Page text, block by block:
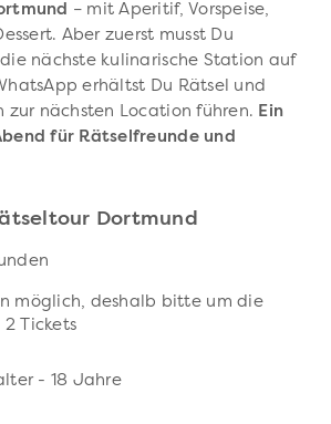
– mit Aperitif, Vorspeise,
Aber zuerst musst Du
nächste kulinarische Station auf
erhältst Du Rätsel und
zur nächsten Location führen. Ein
für Rätselfreunde und
Dortmund
möglich, deshalb bitte um die
2 Tickets
- 18 Jahre